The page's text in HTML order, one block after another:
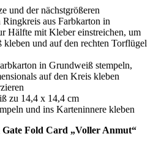
und der nächstgrößeren
Ringkreis aus Farbkarton in
Hälfte mit Kleber einstreichen, um
und auf den rechten Torflügel
in Grundweiß stempeln,
auf den Kreis kleben
zu 14,4 x 14,4 cm
und ins Karteninnere kleben
Fold Card „Voller Anmut“